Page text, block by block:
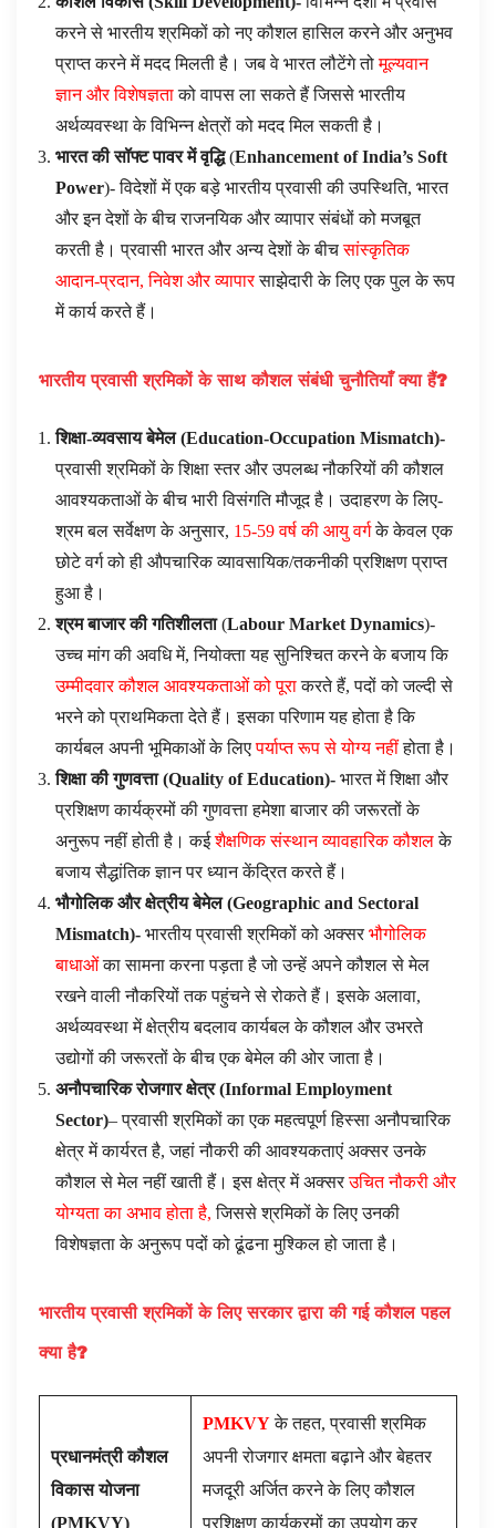
करने से भारतीय श्रमिकों को नए कौशल हासिल करने और अनुभव
प्राप्त करने में मदद मिलती है। जब वे भारत लौटेंगे तोमूल्यवान
ज्ञान और विशेषज्ञताको वापस ला सकते हैं जिससे भारतीय
अर्थव्यवस्था के विभिन्न क्षेत्रों को मदद मिल सकती है।
भारत की सॉफ्ट पावर में वृद्धि(Enhancement of India’s Soft
Power)- विदेशों में एक बड़े भारतीय प्रवासी की उपस्थिति, भारत
और इन देशों के बीच राजनयिक और व्यापार संबंधों को मजबूत
करती है। प्रवासी भारत और अन्य देशों के बीचसांस्कृतिक
आदान-प्रदान, निवेश और व्यापारसाझेदारी के लिए एक पुल के रूप
में कार्य करते हैं।
भारतीय प्रवासी श्रमिकों के साथ कौशल संबंधी चुनौतियाँ क्या हैं?
शिक्षा-व्यवसाय बेमेल (Education-Occupation Mismatch)-
प्रवासी श्रमिकों के शिक्षा स्तर और उपलब्ध नौकरियों की कौशल
आवश्यकताओं के बीच भारी विसंगति मौजूद है। उदाहरण के लिए-
श्रम बल सर्वेक्षण के अनुसार, 15-59 वर्ष की आयु वर्गके केवल एक
छोटे वर्ग को ही औपचारिक व्यावसायिक/तकनीकी प्रशिक्षण प्राप्त
हुआ है।
श्रम बाजार की गतिशीलता(Labour Market Dynamics)-
उच्च मांग की अवधि में, नियोक्ता यह सुनिश्चित करने के बजाय कि
उम्मीदवार कौशल आवश्यकताओं को पूराकरते हैं, पदों को जल्दी से
भरने को प्राथमिकता देते हैं। इसका परिणाम यह होता है कि
कार्यबल अपनी भूमिकाओं के लिएपर्याप्त रूप से योग्य नहींहोता है।
शिक्षा की गुणवत्ता (Quality of Education)- भारत में शिक्षा और
प्रशिक्षण कार्यक्रमों की गुणवत्ता हमेशा बाजार की जरूरतों के
अनुरूप नहीं होती है। कईशैक्षणिक संस्थान व्यावहारिक कौशलके
बजाय सैद्धांतिक ज्ञान पर ध्यान केंद्रित करते हैं।
भौगोलिक और क्षेत्रीय बेमेल (Geographic and Sectoral
Mismatch)- भारतीय प्रवासी श्रमिकों को अक्सर भौगोलिक
बाधाओंका सामना करना पड़ता है जो उन्हें अपने कौशल से मेल
रखने वाली नौकरियों तक पहुंचने से रोकते हैं। इसके अलावा,
अर्थव्यवस्था में क्षेत्रीय बदलाव कार्यबल के कौशल और उभरते
उद्योगों की जरूरतों के बीच एक बेमेल की ओर जाता है।
अनौपचारिक रोजगार क्षेत्र (Informal Employment
Sector)– प्रवासी श्रमिकों का एक महत्वपूर्ण हिस्सा अनौपचारिक
क्षेत्र में कार्यरत है, जहां नौकरी की आवश्यकताएं अक्सर उनके
कौशल से मेल नहीं खाती हैं। इस क्षेत्र में अक्सरउचित नौकरी और
योग्यता का अभाव होता है, जिससे श्रमिकों के लिए उनकी
विशेषज्ञता के अनुरूप पदों को ढूंढना मुश्किल हो जाता है।
भारतीय प्रवासी श्रमिकों के लिए सरकार द्वारा की गई कौशल पहल
क्या है?
प्रधानमंत्री कौशल
विकास योजना
(PMKVY)
PMKVYके तहत, प्रवासी श्रमिक
अपनी रोजगार क्षमता बढ़ाने और बेहतर
मजदूरी अर्जित करने के लिए कौशल
प्रशिक्षण कार्यक्रमों का उपयोग कर